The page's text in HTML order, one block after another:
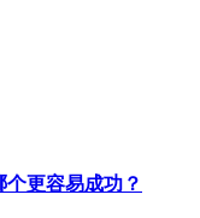
更容易成功？